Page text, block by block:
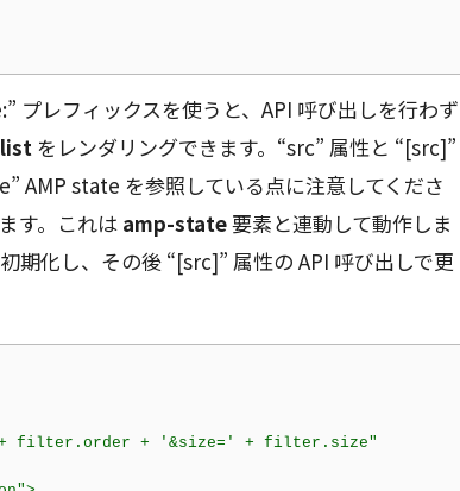
プレフィックスを使うと、API 呼び出しを行わず
をレンダリングできます。“src” 属性と “[src]”
AMP state を参照している点に注意してくださ
す。これは amp-state要素と連動して動作しま
期化し、その後 “[src]” 属性の API 呼び出しで更
+ filter.order + '&size=' + filter.size"